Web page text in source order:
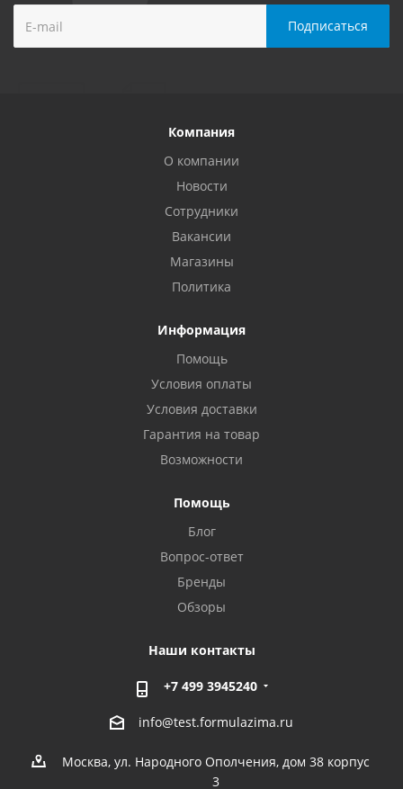
Компания
О компании
Новости
Сотрудники
Вакансии
Магазины
Политика
Информация
Помощь
Условия оплаты
Условия доставки
Гарантия на товар
Возможности
Помощь
Блог
Вопрос-ответ
Бренды
Обзоры
Наши контакты
+7 499 3945240
info@test.formulazima.ru
Москва, ул. Народного Ополчения, дом 38 корпус
3